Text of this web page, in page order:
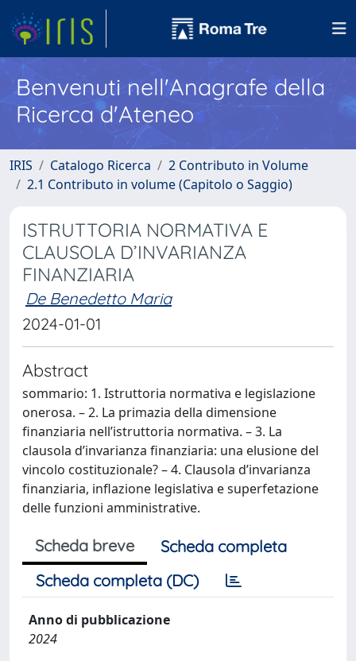
Benvenuti nell'Anagrafe della
Ricerca d'Ateneo
IRIS Catalogo Ricerca
2 Contributo in Volume
2.1 Contributo in volume (Capitolo o Saggio)
ISTRUTTORIA NORMATIVA E
CLAUSOLA D’INVARIANZA
FINANZIARIA
De Benedetto Maria
2024-01-01
Abstract
sommario: 1. Istruttoria normativa e legislazione
onerosa. – 2. La primazia della dimensione
finanziaria nell’istruttoria normativa. – 3. La
clausola d’invarianza finanziaria: una elusione del
vincolo costituzionale? – 4. Clausola d’invarianza
finanziaria, inflazione legislativa e superfetazione
delle funzioni amministrative.
Scheda breve
Scheda completa
Scheda completa (DC)
Anno di pubblicazione
2024